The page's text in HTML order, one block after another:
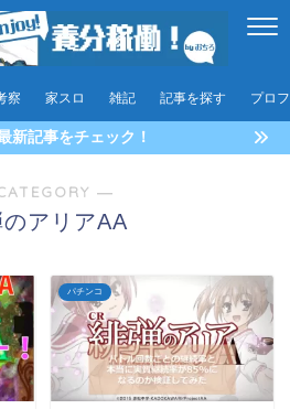
察 家スロ 雑記 記事を探す プロ
新記事をチェック！
―
アリアAA
パチンコ